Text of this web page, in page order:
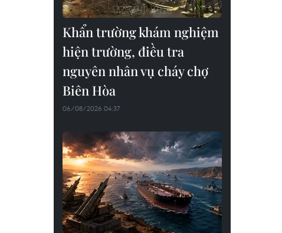
Khẩn trường khám nghiệm
hiện trường, điều tra
nguyên nhân vụ cháy chợ
Biên Hòa
06/08/2026 04:37